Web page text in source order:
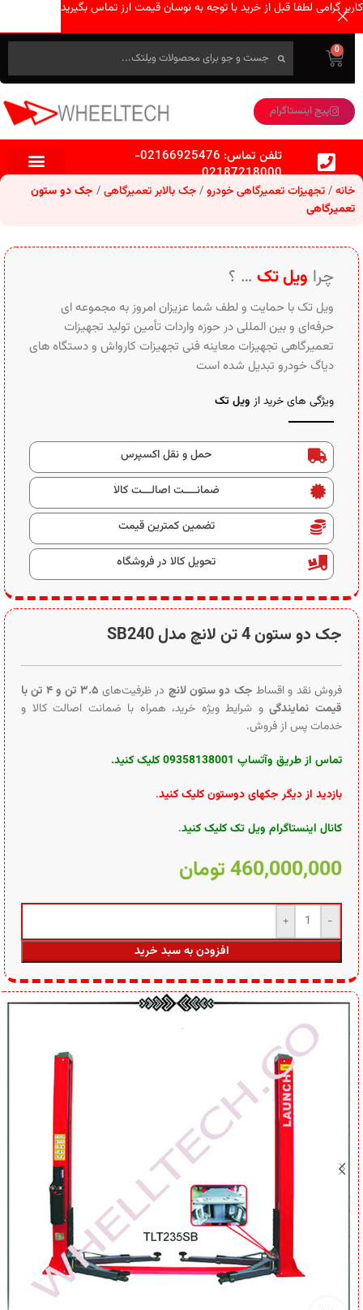
0
پیج اینستاگرام
تلفن تماس: 02166925476
-
02187218000
خانه تجهیزات تعمیرگاهی خودرو جک بالابر تعمیرگاهی
جک دو ستون
تعمیرگاهی
جک دو ستون 4 تن لانچ مدل SB240
فروش نقد و اقساط جک دو ستون لانچ در ظرفیت‌های
۳.۵ تن و ۴ تن با
قیمت نمایندگیو شرایط ویژه خرید، همراه با ضمانت اصالت کالا و
خدمات پس از فروش.
تماس از طریق وآتساپ 09358138001 کلیک کنید
.
بازدید از دیگر جکهای دوستون کلیک کنید.
کانال اینستاگرام ویل تک کلیک کنید.
460,000,000تومان
افزودن به سبد خرید
چرا ویل تک … ؟
ویل تک با حمایت و لطف شما عزیزان امروز به مجموعه ای
حرفه‌ای و بین‌ المللی در حوزه واردات تأمین تولید تجهیزات
تعمیرگاهی تجهیزات معاینه فنی تجهیزات کارواش و دستگاه های
دیاگ خودرو تبدیل شده است
ویژگی های خرید از ویل تک
حمل و نقل اکسپرس
ضمانــــت اصالـــت کالا
تضمین کمترین قیمت
تحویل کالا در فروشگاه
کاربر گرامی لطفا قبل از خرید با توجه به نوسان قیمت ارز تماس بگیرید